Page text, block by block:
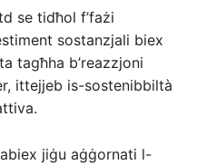
se tidħol f’fażi
sostanzjali biex
tagħha b’reazzjoni
ittejjeb is-sostenibbiltà
jiġu aġġornati l-